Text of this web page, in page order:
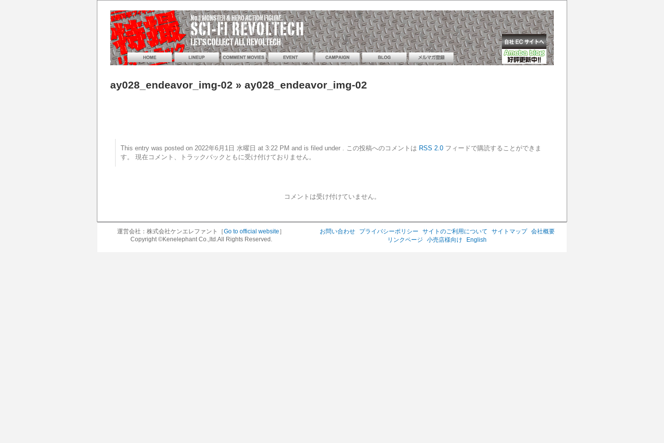
ay028_endeavor_img-02 » ay028_endeavor_img-02
This entry was posted on 2022年6月1日 水曜日 at 3:22 PM and is filed under . この投稿へのコメントは RSS 2.0 フィードで購読することができま
す。 現在コメント、トラックバックともに受け付けておりません。
コメントは受け付けていません。
運営会社：株式会社ケンエレファント［Go to official website ］
Copyright ©Kenelephant Co.,ltd.All Rights Reserved.
お問い合わせ プライバシーポリシー サイトのご利用について サイトマップ
会社概要
リンクページ
小売店様向け English